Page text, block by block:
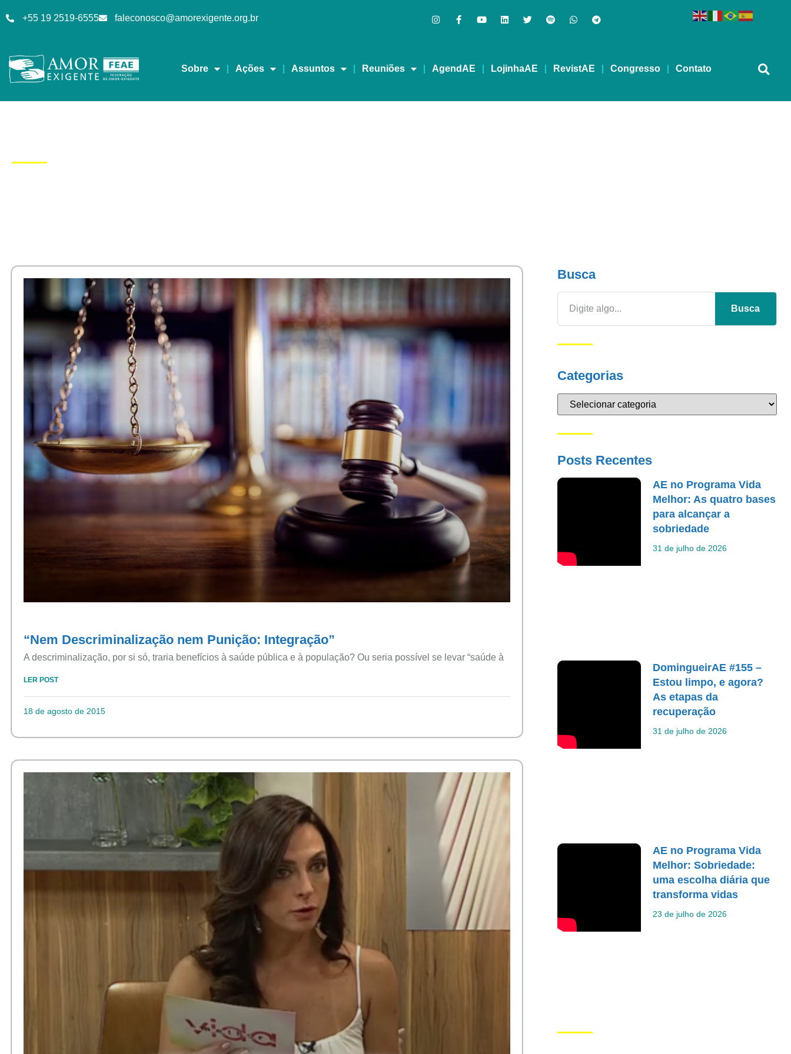
+55 19 2519-6555 faleconosco@amorexigente.org.br
Sobre Ações Assuntos Reuniões AgendAE LojinhaAE RevistAE Congresso Contato
“Nem Descriminalização nem Punição: Integração”
A descriminalização, por si só, traria benefícios à saúde pública e à população? Ou seria possível se levar “saúde à
LER POST
18 de agosto de 2015
Busca
Busca
Categorias
Posts Recentes
AE no Programa Vida
Melhor: As quatro bases
para alcançar a
sobriedade
31 de julho de 2026
DomingueirAE #155 –
Estou limpo, e agora?
As etapas da
recuperação
31 de julho de 2026
AE no Programa Vida
Melhor: Sobriedade:
uma escolha diária que
transforma vidas
23 de julho de 2026